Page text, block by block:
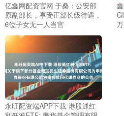
亿鑫网配资官网 于桑：公安部
原副部长，享受正部长级待遇，
6位子女无一人当官
永旺配资端APP下载 港股通红